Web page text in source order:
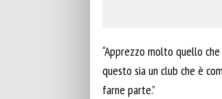
“Apprezzo molto quello
questo sia un club che è
farne parte.”